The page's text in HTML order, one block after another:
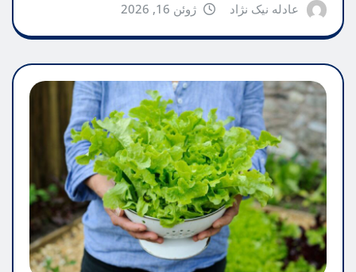
عادله نیک نژاد ژوئن 16, 2026